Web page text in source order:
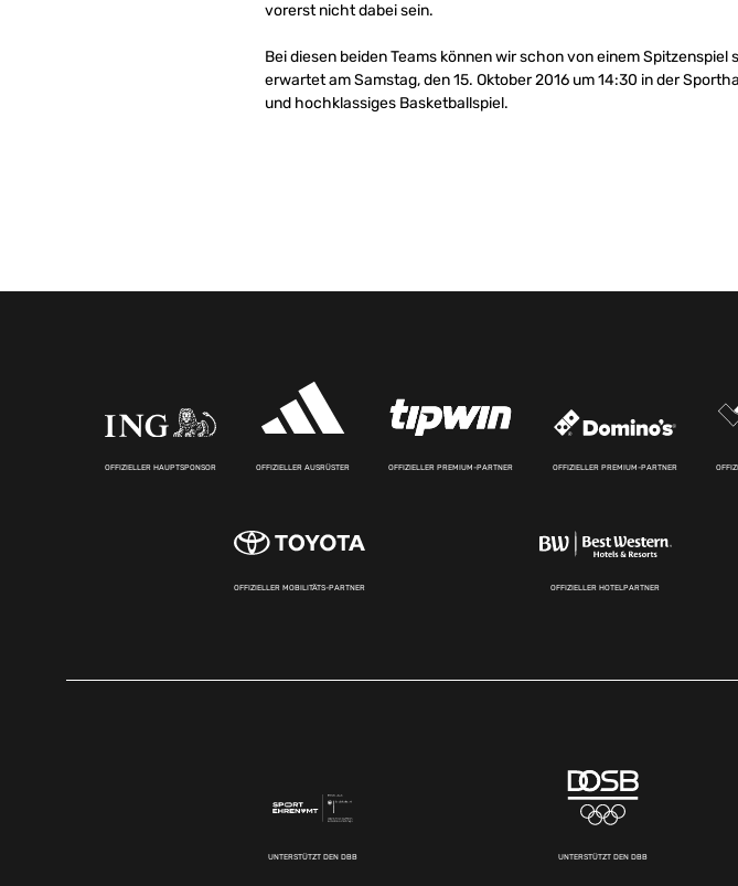
vorerst nicht dabei sein.
Bei diesen beiden Teams können wir schon von einem
erwartet am Samstag, den 15. Oktober 2016 um 14:30 in der
und hochklassiges Basketballspiel.
OFFIZIELLER HAUPTSPONSOR OFFIZIELLER AUSRÜSTER OFFIZIELLER PREMIUM-PARTNER OFFIZIELLER PREMIUM-PARTNER
OFFIZIELLER MOBILITÄTS-PARTNER OFFIZIELLER HOTELPARTNER
UNTERSTÜTZT DEN DBB UNTERSTÜTZT DEN DBB